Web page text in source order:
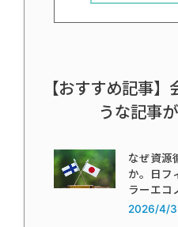
【おすすめ記事
うな記事
なぜ資源
か。日フ
ラーエコ
2026/4/3